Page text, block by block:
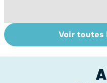
Le magnésium,
un oligo-élément
Voir toutes